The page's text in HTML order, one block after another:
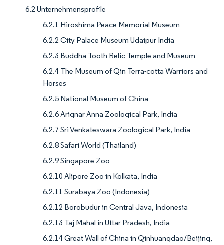
6.2 Unternehmensprofile
6.2.1 Hiroshima Peace Memorial Museum
6.2.2 City Palace Museum Udaipur India
6.2.3 Buddha Tooth Relic Temple and Museum
6.2.4 The Museum of Qin Terra-cotta Warriors and
Horses
6.2.5 National Museum of China
6.2.6 Arignar Anna Zoological Park, India
6.2.7 Sri Venkateswara Zoological Park, India
6.2.8 Safari World (Thailand)
6.2.9 Singapore Zoo
6.2.10 Alipore Zoo in Kolkata, India
6.2.11 Surabaya Zoo (Indonesia)
6.2.12 Borobudur in Central Java, Indonesia
6.2.13 Taj Mahal in Uttar Pradesh, India
6.2.14 Great Wall of China in Qinhuangdao/Beijing,